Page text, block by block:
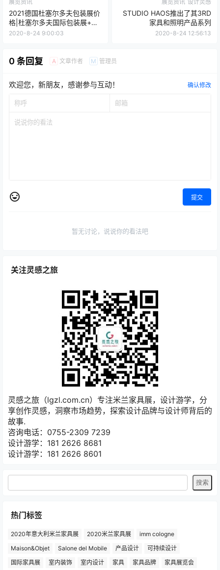
展览资讯
2021德国杜塞尔多夫包装展价
格|杜塞尔多夫国际包装展+意
大利10天文艺复兴之旅
2020-8-24 9:00:03
展览资讯 设计灵感
STUDIO HAOS推出了其3RD
家具和照明产品系列
2020-8-24 12:56:13
0 条回复 A 文章作者 M 管理员
欢迎您，新朋友，感谢参与互动！ 确认修改
提交
暂无讨论，说说你的看法吧
关注灵感之旅
灵感之旅（lgzl.com.cn）专注米兰家具展，设计游学，分
享创作灵感，洞察市场趋势，探索设计品牌与设计师背后的
故事.
咨询电话：0755-2309 7239
设计游学：181 2626 8681
设计游学：181 2626 8601
热门标签
2020年意大利米兰家具展 2020米兰家具展
imm cologne
Maison&Objet
Salone del Mobile 产品设计
可持续设计
国际家具展
室内装饰 室内设计 家具 家具品牌 家具展览会